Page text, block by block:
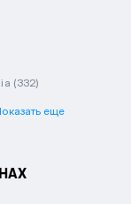
(332)
еще